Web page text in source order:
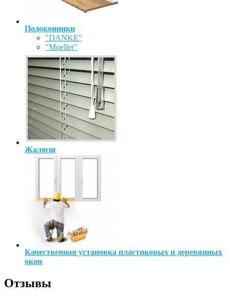
Подоконники
"DANKE"
"Moeller"
Жалюзи
Качественная установка пластиковых и деревянных
окон
Отзывы